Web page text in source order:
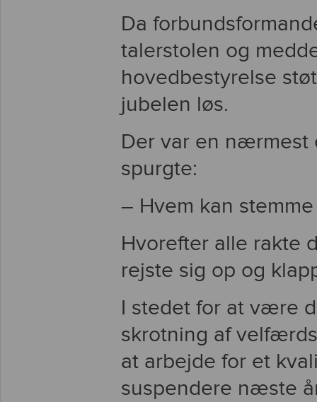
Da
talerstolen og
hovedbestyrelse
jubelen løs.
Der var en nærmest
spurgte:
– Hvem kan
Hvorefter alle rakte
rejste sig op og
I stedet for at være
skrotning af
at arbejde for et
suspendere næste